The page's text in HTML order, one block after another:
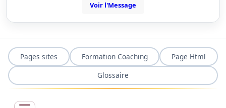
Voir l'Message
Pages sites Formation Coaching
Page Html
Glossaire